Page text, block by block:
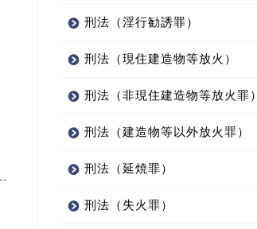
刑法（淫行勧誘罪）
刑法（現住建造物等放火）
刑法（非現住建造物等放火罪）
刑法（建造物等以外放火罪）
刑法（延焼罪）
刑法（失火罪）